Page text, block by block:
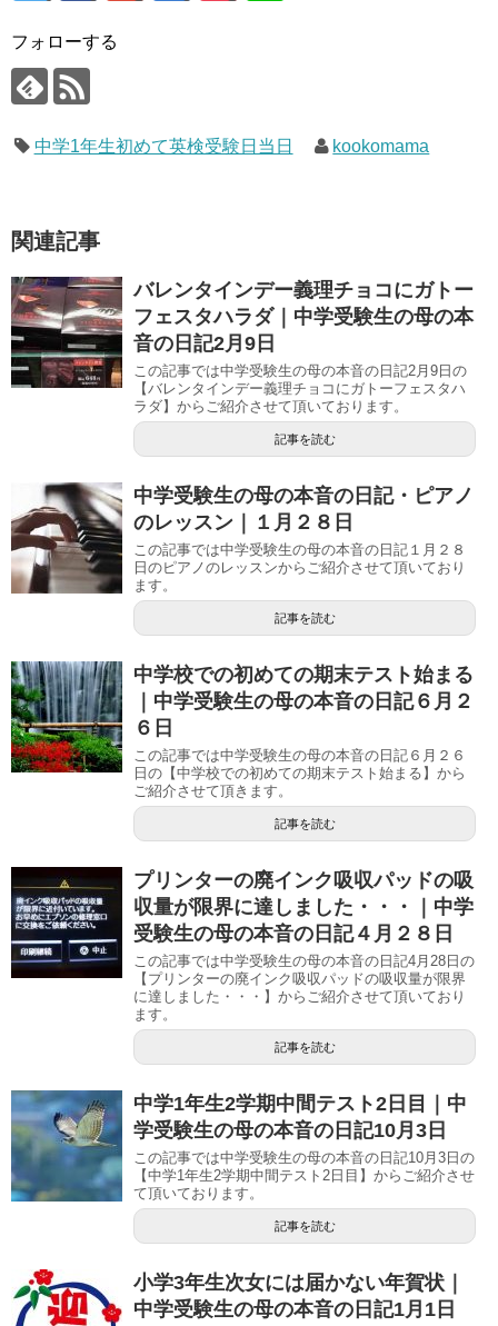
フォローする
中学1年生初めて英検受験日当日 kookomama
関連記事
バレンタインデー義理チョコにガトー
フェスタハラダ｜中学受験生の母の本
音の日記2月9日
この記事では中学受験生の母の本音の日記2月9日の
【バレンタインデー義理チョコにガトーフェスタハ
ラダ】からご紹介させて頂いております。
記事を読む
中学受験生の母の本音の日記・ピアノ
のレッスン｜１月２８日
この記事では中学受験生の母の本音の日記１月２８
日のピアノのレッスンからご紹介させて頂いており
ます。
記事を読む
中学校での初めての期末テスト始まる
｜中学受験生の母の本音の日記６月２
６日
この記事では中学受験生の母の本音の日記６月２６
日の【中学校での初めての期末テスト始まる】から
ご紹介させて頂きます。
記事を読む
プリンターの廃インク吸収パッドの吸
収量が限界に達しました・・・｜中学
受験生の母の本音の日記４月２８日
この記事では中学受験生の母の本音の日記4月28日の
【プリンターの廃インク吸収パッドの吸収量が限界
に達しました・・・】からご紹介させて頂いており
ます。
記事を読む
中学1年生2学期中間テスト2日目｜中
学受験生の母の本音の日記10月3日
この記事では中学受験生の母の本音の日記10月3日の
【中学1年生2学期中間テスト2日目】からご紹介させ
て頂いております。
記事を読む
小学3年生次女には届かない年賀状｜
中学受験生の母の本音の日記1月1日